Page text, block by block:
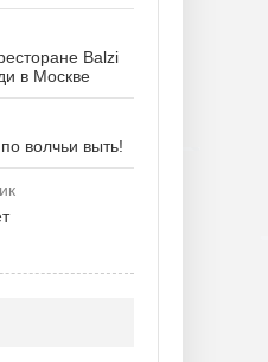
Balzi
в Москве
волчьи выть!